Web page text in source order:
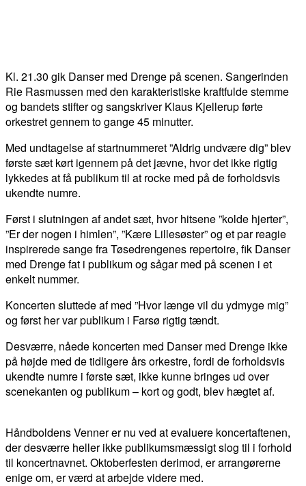
Kl. 21.30 gik Danser med Drenge på scenen. Sangerinden
Rie Rasmussen med den karakteristiske kraftfulde stemme
og bandets stifter og sangskriver Klaus Kjellerup førte
orkestret gennem to gange 45 minutter.
Med undtagelse af startnummeret ”Aldrig undvære dig” blev
første sæt kørt igennem på det jævne, hvor det ikke rigtig
lykkedes at få publikum til at rocke med på de forholdsvis
ukendte numre.
Først i slutningen af andet sæt, hvor hitsene ”kolde hjerter”,
”Er der nogen i himlen”, ”Kære Lillesøster” og et par reagie
inspirerede sange fra Tøsedrengenes repertoire, fik Danser
med Drenge fat i publikum og sågar med på scenen i et
enkelt nummer.
Koncerten sluttede af med ”Hvor længe vil du ydmyge mig”
og først her var publikum i Farsø rigtig tændt.
Desværre, nåede koncerten med Danser med Drenge ikke
på højde med de tidligere års orkestre, fordi de forholdsvis
ukendte numre i første sæt, ikke kunne bringes ud over
scenekanten og publikum – kort og godt, blev hægtet af.
Håndboldens Venner er nu ved at evaluere koncertaftenen,
der desværre heller ikke publikumsmæssigt slog til i forhold
til koncertnavnet. Oktoberfesten derimod, er arrangørerne
enige om, er værd at arbejde videre med.